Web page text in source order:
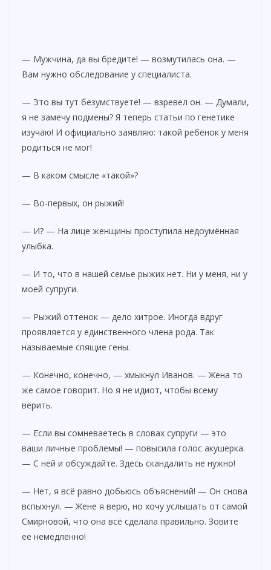
— Мужчина, да вы бредите! — возмутилась она. —
Вам нужно обследование у специалиста.
— Это вы тут безумствуете! — взревел он. — Думали,
я не замечу подмены? Я теперь статьи по генетике
изучаю! И официально заявляю: такой ребёнок у меня
родиться не мог!
— В каком смысле «такой»?
— Во-первых, он рыжий!
— И? — На лице женщины проступила недоумённая
улыбка.
— И то, что в нашей семье рыжих нет. Ни у меня, ни у
моей супруги.
— Рыжий оттенок — дело хитрое. Иногда вдруг
проявляется у единственного члена рода. Так
называемые спящие гены.
— Конечно, конечно, — хмыкнул Иванов. — Жена то
же самое говорит. Но я не идиот, чтобы всему
верить.
— Если вы сомневаетесь в словах супруги — это
ваши личные проблемы! — повысила голос акушерка.
— С ней и обсуждайте. Здесь скандалить не нужно!
— Нет, я всё равно добьюсь объяснений! — Он снова
вспыхнул. — Жене я верю, но хочу услышать от самой
Смирновой, что она всё сделала правильно. Зовите
её немедленно!